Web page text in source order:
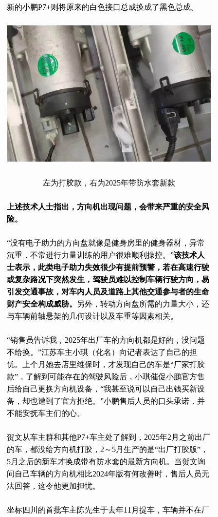
新的小鹏P7+则将原来的白色接口总成换成了黑色总成。
左为打胶款，右为2025年带防水套新款
上述技术人士指出，方向机出现问题，会带来严重的安全风
险。
“没有电子助力的方向盘就像是健身房里的健身器材，异常
沉重，不常进行力量训练的用户很难顺利操控。”该技术人
士表示，此类电子助力失效很少有提前预警，若在高速行驶
或复杂路况下突然发生，驾驶员难以控制车辆行驶方向，易
引发交通事故，对车内人员及道路上其他交通参与者的生命
财产安全构成威胁。
另外，转动方向盘所需的力量大小，还
与车辆前轴悬架的几何设计以及车重等因素相关。
“销售员告诉我，2025年出厂车的方向机都是好的，没问题
不给换。”江苏车主小琪（化名）向记者表达了自己的担
忧。上个月她去店里维保时，才发现自己的车是“厂家打胶
款”，了解到可能存在的驾驶风险后，小琪催促小鹏官方售
后给自己更换方向机设备，“我甚至说可以自己出钱买新设
备，却也遭到了官方拒绝。”小鹏售后人员的口头承诺，并
不能安抚车主们的心。
贺文从车主群和其他P7+车主处了解到，2025年2月之前出厂
的车，都没给方向机打胶，2～5月生产的是“出厂打胶版”，
5月之后的新车才换成带有防水套的最新方向机。当贺文询
问自己车辆的方向机相比2024年版有何改善时，售后人员无
法回答，这令他更加担忧。
坐标四川的首批车主陈先生于去年11月提车，车辆并不在厂